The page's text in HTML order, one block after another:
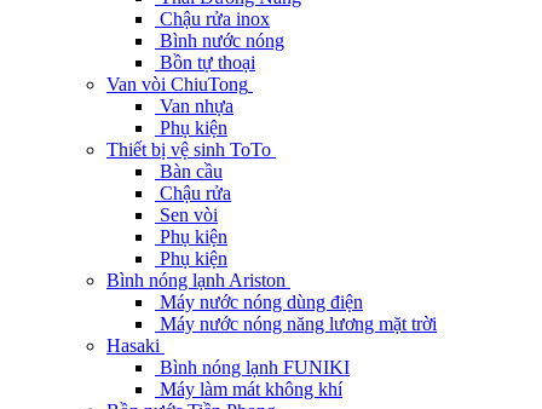
Chậu rửa inox
Bình nước nóng
Bồn tự thoại
Van vòi ChiuTong
Van nhựa
Phụ kiện
Thiết bị vệ sinh ToTo
Bàn cầu
Chậu rửa
Sen vòi
Phụ kiện
Phụ kiện
Bình nóng lạnh Ariston
Máy nước nóng dùng điện
Máy nước nóng năng lương mặt trời
Hasaki
Bình nóng lạnh FUNIKI
Máy làm mát không khí